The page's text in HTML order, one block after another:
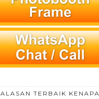
ALASAN TERBAIK KENAPA